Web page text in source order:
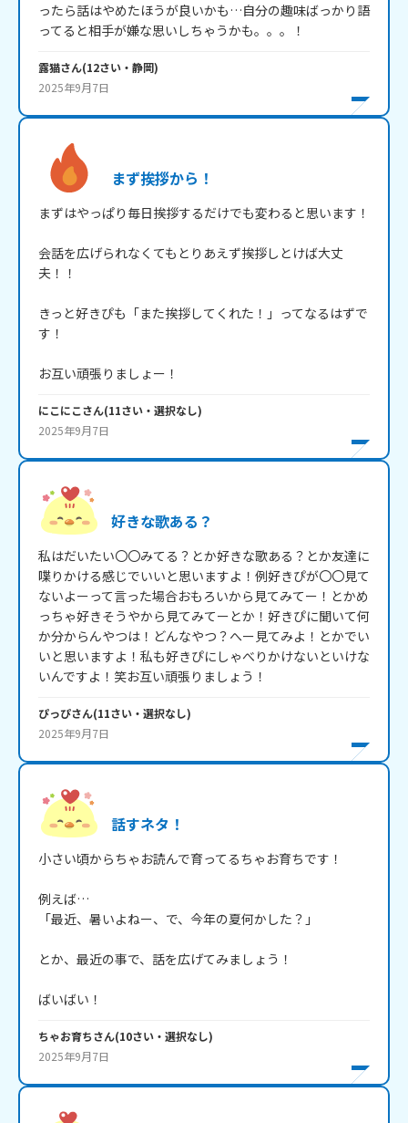
ったら話はやめたほうが良いかも…自分の趣味ばっかり語
露猫さん(12さい・ 静岡)
2025年9月7日
まず挨拶から！
まずはやっぱり毎日挨拶するだけでも変わると思います！
会話を広げられなくてもとりあえず挨拶しとけば大丈
夫！！
きっと好きぴも「また挨拶してくれた！」ってなるはずで
す！
にこにこさん(11さい・ 選択なし)
2025年9月7日
好きな歌ある？
私はだいたい〇〇みてる？とか好きな歌ある？とか友達に
喋りかける感じでいいと思いますよ！例好きぴが〇〇見て
ないよーって言った場合おもろいから見てみてー！とかめ
っちゃ好きそうやから見てみてーとか！好きぴに聞いて何
か分からんやつは！どんなやつ？へー見てみよ！とかでい
いと思いますよ！私も好きぴにしゃべりかけないといけな
いんですよ！笑お互い頑張りましょう！
ぴっぴさん(11さい・ 選択なし)
2025年9月7日
話すネタ！
小さい頃からちゃお読んで育ってるちゃお育ちです！
例えば…
「最近、暑いよねー、で、今年の夏何かした？」
とか、最近の事で、話を広げてみましょう！
ばいばい！
ちゃお育ちさん(10さい・ 選択なし)
2025年9月7日